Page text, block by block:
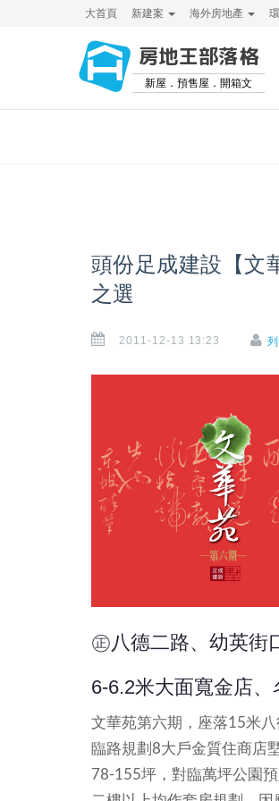
大首頁 新建案 海外房地產
房地王部落格
新屋．預售屋．開箱文
頭份足成建設【文
之選
2011-12-13 13:23
㊣八德二路、幼英街
6-6.2米大面寬金店
文華苑第六期，座落15米
臨路規劃8大戶金質住商店
78-155坪，對臨萬坪公園